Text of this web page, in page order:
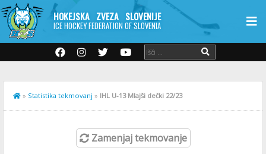
HOKEJSKA ZVEZA SLOVENIJE
ICE HOCKEY FEDERATION OF SLOVENIA
» Statistika tekmovanj » IHL U-13 Mlajši dečki 22/23
Zamenjaj tekmovanje